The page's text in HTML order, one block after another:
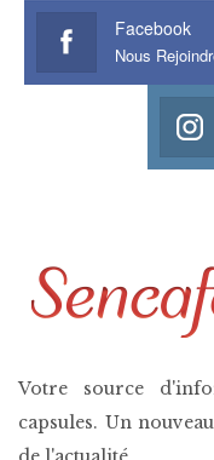
Facebook
Votre source
capsules. Un